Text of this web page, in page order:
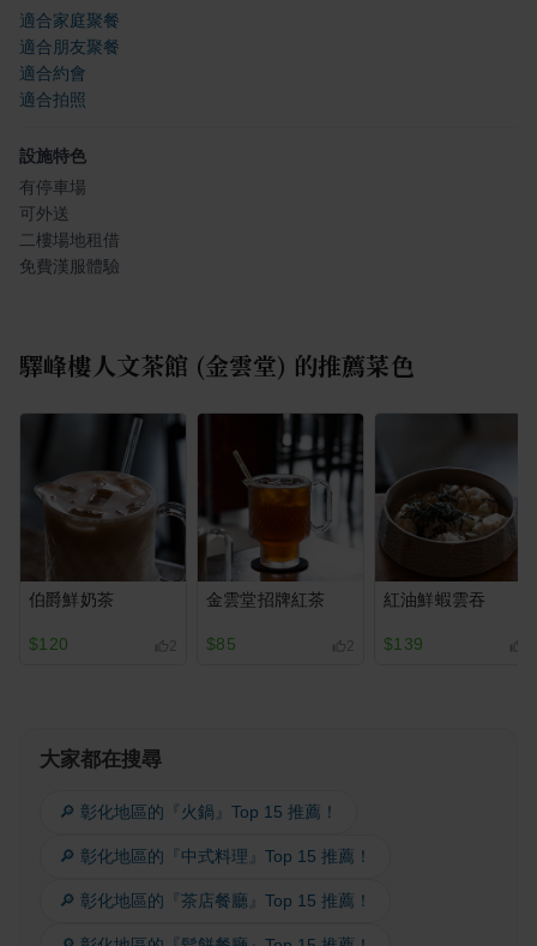
適合家庭聚餐
適合朋友聚餐
適合約會
適合拍照
設施特色
有停車場
可外送
二樓場地租借
免費漢服體驗
驛峰樓人文茶館 (金雲堂) 的推薦菜色
伯爵鮮奶茶
$120 2
金雲堂招牌紅茶
$85 2
紅油鮮蝦雲吞
$139
大家都在搜尋
🔎 彰化地區的『火鍋』Top 15 推薦！
🔎 彰化地區的『中式料理』Top 15 推薦！
🔎 彰化地區的『茶店餐廳』Top 15 推薦！